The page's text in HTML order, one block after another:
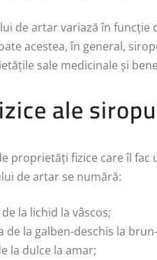
de artar variază în
acestea, în general,
sale medicinale și
ale
proprietăți fizice care îl
de artar se numără:
la lichid la vâscos;
de la galben-deschis la
la dulce la amar;